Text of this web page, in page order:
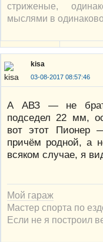
стриженые,
мыслями в
kisa
03-08-2017 08:57:46
А АВЗ — не брат
подседел 22 мм,
вот этот Пионер
причём родной, а
всяком случае, я
Мой гараж
Мастер спорта по
Если не я построил